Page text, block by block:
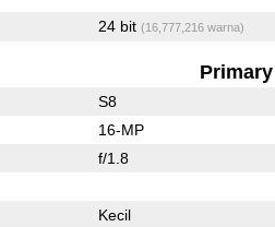
24 bit (16,777,216 warna)
S8
16-MP
f/1.8
Kecil